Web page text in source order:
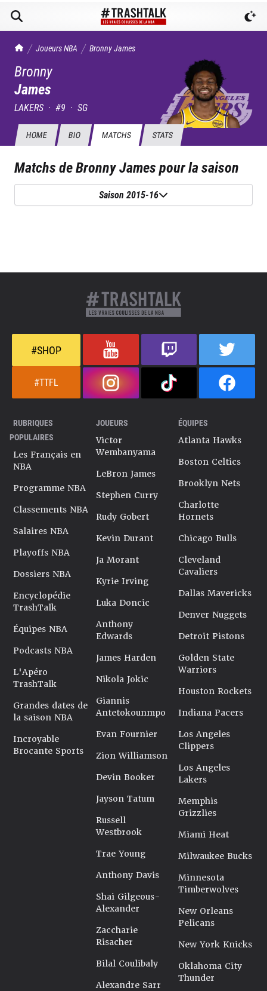
TrashTalk Actu NBA
Joueurs NBA BronnyJames
Bronny
James
LAKERS · #9 · SG
HOME BIO MATCHS STATS
Matchs deBronny Jamespour la saison
Saison 2015-16
#SHOP
#TTFL
RUBRIQUES
POPULAIRES
Les Français en
NBA
Programme NBA
Classements NBA
Salaires NBA
Playoffs NBA
Dossiers NBA
Encyclopédie
TrashTalk
Équipes NBA
Podcasts NBA
L'Apéro
TrashTalk
Grandes dates de
la saison NBA
Incroyable
Brocante Sports
JOUEURS
Victor
Wembanyama
LeBron James
Stephen Curry
Rudy Gobert
Kevin Durant
Ja Morant
Kyrie Irving
Luka Doncic
Anthony
Edwards
James Harden
Nikola Jokic
Giannis
Antetokounmpo
Evan Fournier
Zion Williamson
Devin Booker
Jayson Tatum
Russell
Westbrook
Trae Young
Anthony Davis
Shai Gilgeous-
Alexander
Zaccharie
Risacher
Bilal Coulibaly
Alexandre Sarr
ÉQUIPES
Atlanta Hawks
Boston Celtics
Brooklyn Nets
Charlotte
Hornets
Chicago Bulls
Cleveland
Cavaliers
Dallas Mavericks
Denver Nuggets
Detroit Pistons
Golden State
Warriors
Houston Rockets
Indiana Pacers
Los Angeles
Clippers
Los Angeles
Lakers
Memphis
Grizzlies
Miami Heat
Milwaukee Bucks
Minnesota
Timberwolves
New Orleans
Pelicans
New York Knicks
Oklahoma City
Thunder